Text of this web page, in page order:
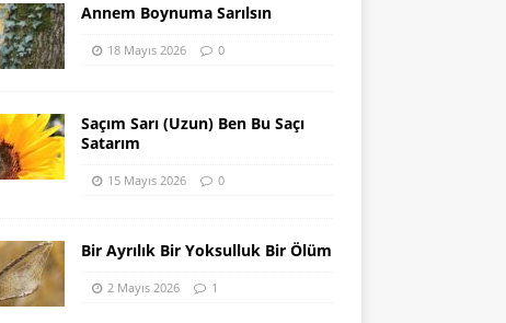
Annem Boynuma Sarılsın
18 Mayıs 2026 0
Saçım Sarı (Uzun) Ben Bu Saçı
Satarım
15 Mayıs 2026 0
Bir Ayrılık Bir Yoksulluk Bir Ölüm
2 Mayıs 2026 1